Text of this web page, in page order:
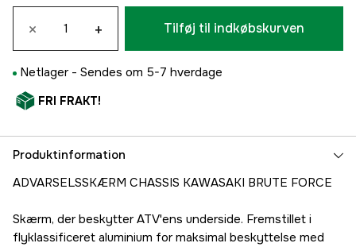
× + Tilføj til indkøbskurven
Netlager - Sendes om 5-7 hverdage
FRI FRAKT!
Produktinformation
ADVARSELSSKÆRM CHASSIS KAWASAKI BRUTE FORCE
Skærm, der beskytter ATV'ens underside. Fremstillet i
flyklassificeret aluminium for maksimal beskyttelse med